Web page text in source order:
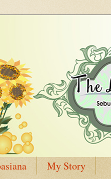
My Story